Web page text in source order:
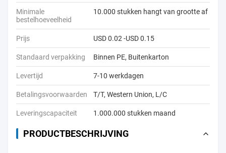
Minimale
bestelhoeveelheid
10.000 stukken hangt van grootte af
Prijs USD 0.02 -USD 0.15
Standaard verpakking Binnen PE, Buitenkarton
Levertijd 7-10 werkdagen
Betalingsvoorwaarden T/T, Western Union, L/C
Leveringscapaciteit 1.000.000 stukken maand
PRODUCTBESCHRIJVING